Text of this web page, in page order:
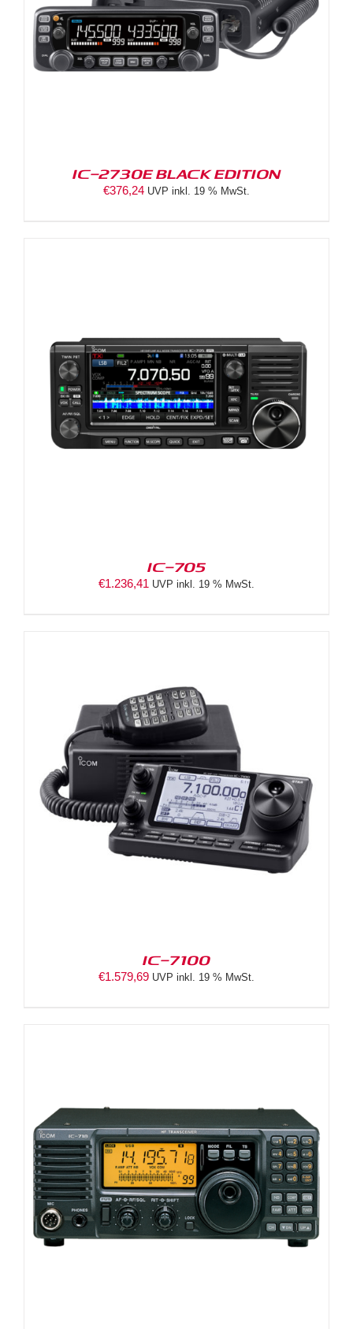
IC-2730E BLACK EDITION
€376,24 UVP inkl. 19 % MwSt.
IC-705
€1.236,41 UVP inkl. 19 % MwSt.
IC-7100
€1.579,69 UVP inkl. 19 % MwSt.